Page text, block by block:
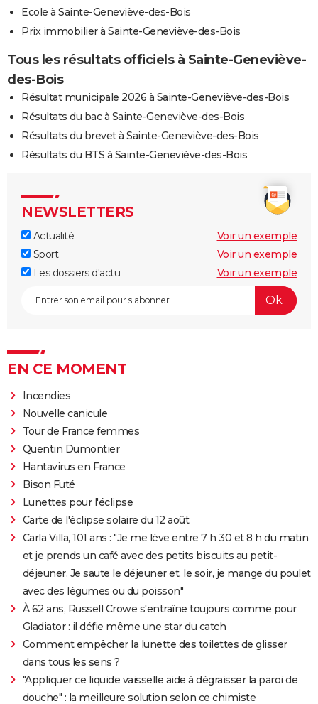
Ecole à Sainte-Geneviève-des-Bois
Prix immobilier à Sainte-Geneviève-des-Bois
Tous les résultats officiels à Sainte-Geneviève-
des-Bois
Résultat municipale 2026 à Sainte-Geneviève-des-Bois
Résultats du bac à Sainte-Geneviève-des-Bois
Résultats du brevet à Sainte-Geneviève-des-Bois
Résultats du BTS à Sainte-Geneviève-des-Bois
NEWSLETTERS
Actualité
Voir un exemple
Sport
Voir un exemple
Les dossiers d'actu
Voir un exemple
EN CE MOMENT
Incendies
Nouvelle canicule
Tour de France femmes
Quentin Dumontier
Hantavirus en France
Bison Futé
Lunettes pour l'éclipse
Carte de l'éclipse solaire du 12 août
Carla Villa, 101 ans : "Je me lève entre 7 h 30 et 8 h du matin
et je prends un café avec des petits biscuits au petit-
déjeuner. Je saute le déjeuner et, le soir, je mange du poulet
avec des légumes ou du poisson"
À 62 ans, Russell Crowe s'entraîne toujours comme pour
Gladiator : il défie même une star du catch
Comment empêcher la lunette des toilettes de glisser
dans tous les sens ?
"Appliquer ce liquide vaisselle aide à dégraisser la paroi de
douche" : la meilleure solution selon ce chimiste